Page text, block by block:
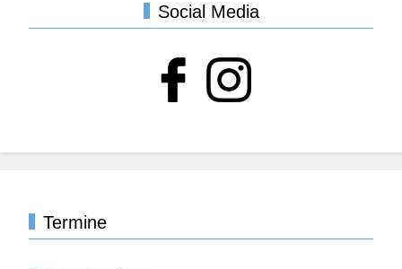
Social Media
Termine